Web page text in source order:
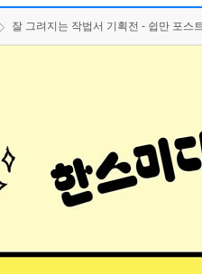
잘 그려지는 작법서 기획전 - 쉽만 포스